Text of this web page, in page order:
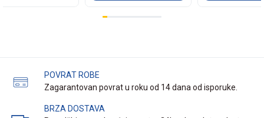
POVRAT ROBE
Zagarantovan povrat u roku od 14 dana od isporuke.
BRZA DOSTAVA